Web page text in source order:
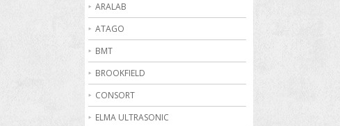
Bai termostatate cu circulatie externa
Bai termostatate pentru aplicatii
speciale
Bai ultrasonice
Balante
Becuri de gaz
ARALAB
ATAGO
BMT
BROOKFIELD
CONSORT
ELMA ULTRASONIC